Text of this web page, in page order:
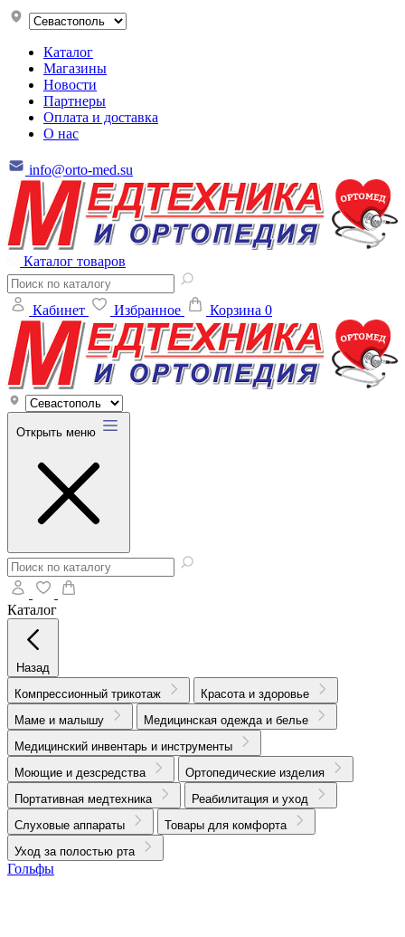
Каталог
Магазины
Новости
Партнеры
Оплата и доставка
О нас
info@orto-med.su
Каталог товаров
Кабинет Избранное Корзина 0
Открыть меню
Каталог
Назад
Компрессионный трикотаж
Красота и здоровье
Маме и малышу
Медицинская одежда и белье
Медицинский инвентарь и инструменты
Моющие и дезсредства
Ортопедические изделия
Портативная медтехника
Реабилитация и уход
Слуховые аппараты
Товары для комфорта
Уход за полостью рта
Гольфы